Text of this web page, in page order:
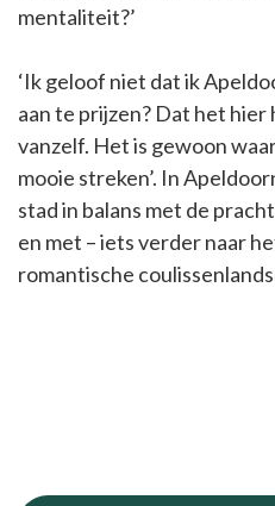
mentaliteit?’
‘Ik geloof niet dat ik
aan te prijzen? Dat het
vanzelf. Het is gewoon
mooie streken’. In
stad in balans met de
en met – iets verder naar
romantische